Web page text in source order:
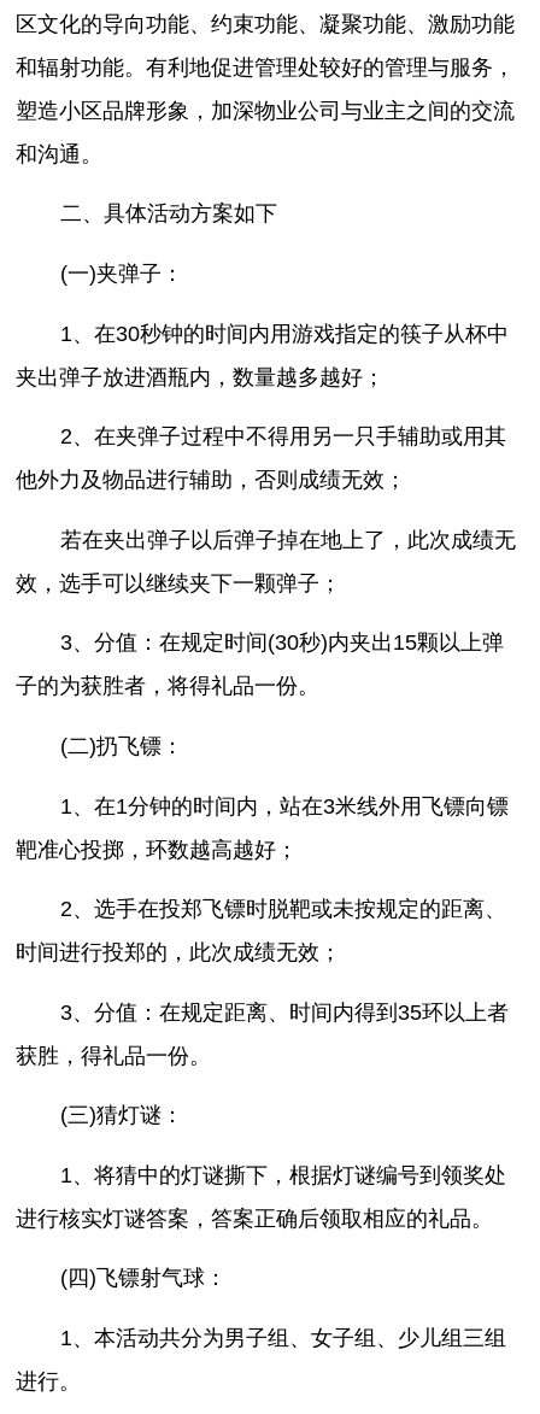
区文化的导向功能、约束功能、凝聚功能、激励功能
和辐射功能。有利地促进管理处较好的管理与服务，
塑造小区品牌形象，加深物业公司与业主之间的交流
和沟通。
二、具体活动方案如下
(一)夹弹子：
1、在30秒钟的时间内用游戏指定的筷子从杯中
夹出弹子放进酒瓶内，数量越多越好；
2、在夹弹子过程中不得用另一只手辅助或用其
他外力及物品进行辅助，否则成绩无效；
若在夹出弹子以后弹子掉在地上了，此次成绩无
效，选手可以继续夹下一颗弹子；
3、分值：在规定时间(30秒)内夹出15颗以上弹
子的为获胜者，将得礼品一份。
(二)扔飞镖：
1、在1分钟的时间内，站在3米线外用飞镖向镖
靶准心投掷，环数越高越好；
2、选手在投郑飞镖时脱靶或未按规定的距离、
时间进行投郑的，此次成绩无效；
3、分值：在规定距离、时间内得到35环以上者
获胜，得礼品一份。
(三)猜灯谜：
1、将猜中的灯谜撕下，根据灯谜编号到领奖处
进行核实灯谜答案，答案正确后领取相应的礼品。
(四)飞镖射气球：
1、本活动共分为男子组、女子组、少儿组三组
进行。